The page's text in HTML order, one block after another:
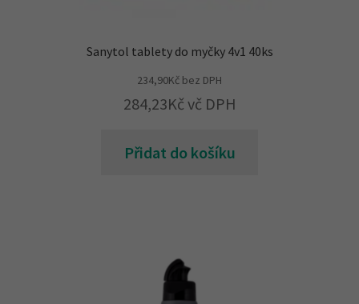
Sanytol tablety do myčky 4v1 40ks
234,90Kč bez DPH
284,23Kč vč DPH
Přidat do košíku